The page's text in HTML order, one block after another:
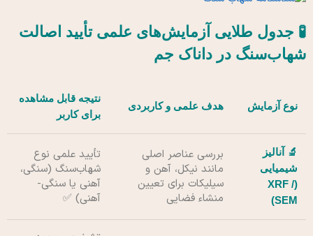
🧪 جدول طلایی آزمایش‌های علمی تأیید اصالت
شهاب‌سنگ در داناک جم
نوع آزمایش هدف علمی و کاربردی
نتیجه قابل مشاهده
برای کاربر
🔬 آنالیز
شیمیایی
(XRF /
SEM)
بررسی عناصر اصلی
مانند نیکل، آهن و
سیلیکات برای تعیین
منشاء فضایی
تأیید علمی نوع
شهاب‌سنگ (سنگی،
آهنی یا سنگی-
آهنی) ✅